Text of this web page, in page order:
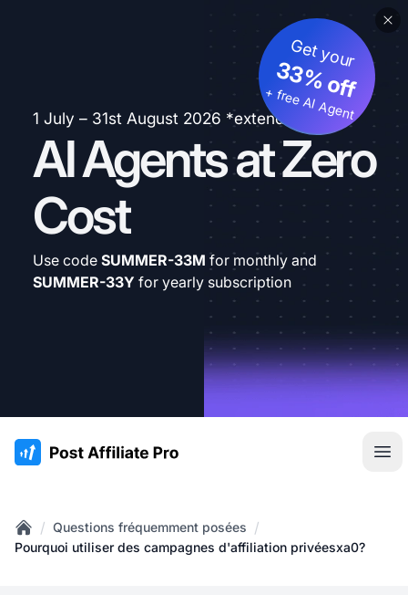
1 July – 31st August 2026 *extended
AI Agents at Zero
Cost
Get your
33% off
+ free AI Agent
Use code SUMMER-33M for monthly and
SUMMER-33Y for yearly subscription
:site.title
Home
/ Questions fréquemment posées /
Pourquoi utiliser des campagnes d'affiliation privéesxa0?